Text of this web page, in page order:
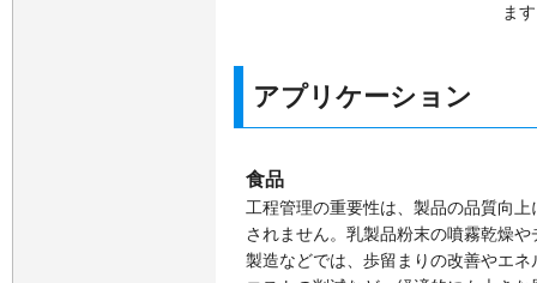
ま
アプリケーション
食品
工程管理の重要性は、製品の品質向上
されません。乳製品粉末の噴霧乾燥や
製造などでは、歩留まりの改善やエネ